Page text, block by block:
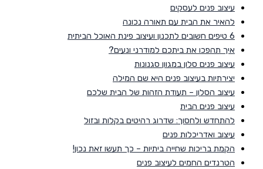
עיצוב פנים לעסקים
להאיר את הבית עם תאורה נכונה
6 טיפים חשובים לתכנון ועיצוב פינת האוכל הביתית
איך תהפכו את ביתכם למודרני ונעים?
עיצוב פנים סלון במגוון סגנונות
יצירתיות בעיצוב פנים היא שם המילה
עיצוב הסלון – תעודת הזהות של הבית שלכם
עיצוב פנים הבית
להתחדש ולחסוך: שדרוג רהיטים בקלות ובזול
עיצוב ואדריכלות פנים
הקמת בריכות שחייה ביתיות – כך תעשו זאת נכון!
הטרנדים החמים לעיצוב פנים